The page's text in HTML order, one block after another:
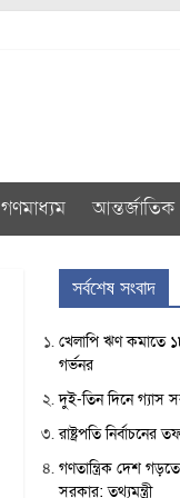
গণমাধ্যম আন্তর্জাতিক
সর্বশেষ সংবাদ
খেলাপি ঋণ কমাতে
গর্ভনর
দুই-তিন দিনে গ্যাস
রাষ্ট্রপতি
গণতান্ত্রিক দেশ
সরকার: তথ্যমন্ত্রী